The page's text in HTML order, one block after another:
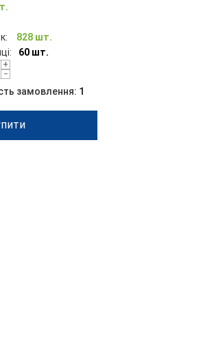
828 шт.
60 шт.
+
−
замовлення: 1